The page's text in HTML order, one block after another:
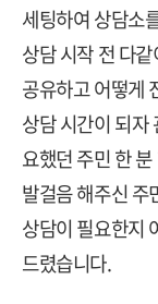
세팅하여 상담소
상담 시작 전 다
공유하고 어떻게
상담 시간이 되자
요했던 주민 한
발걸음 해주신 주
상담이 필요한지
드렸습니다.